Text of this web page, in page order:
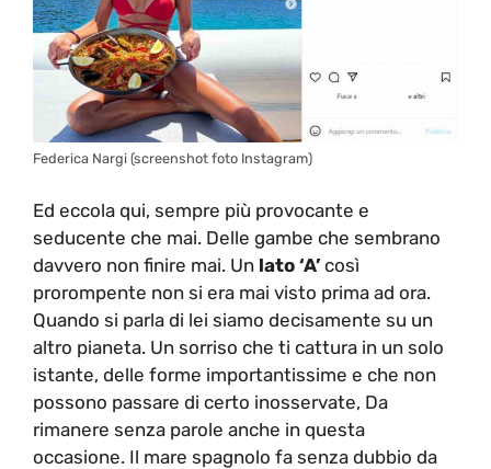
Federica Nargi (screenshot foto Instagram)
Ed eccola qui, sempre più provocante e
seducente che mai. Delle gambe che sembrano
davvero non finire mai. Un lato ‘A’ così
prorompente non si era mai visto prima ad ora.
Quando si parla di lei siamo decisamente su un
altro pianeta. Un sorriso che ti cattura in un solo
istante, delle forme importantissime e che non
possono passare di certo inosservate, Da
rimanere senza parole anche in questa
occasione. Il mare spagnolo fa senza dubbio da